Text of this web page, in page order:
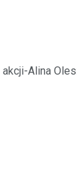
akcji-Alina